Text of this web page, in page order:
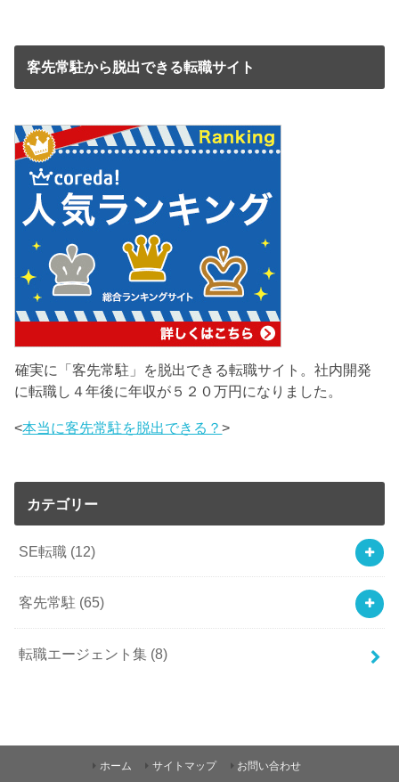
客先常駐から脱出できる転職サイト
確実に「客先常駐」を脱出できる転職サイト。社内開発
に転職し４年後に年収が５２０万円になりました。
<本当に客先常駐を脱出できる？>
カテゴリー
SE転職 (12)
客先常駐 (65)
転職エージェント集 (8)
ホーム サイトマップ お問い合わせ